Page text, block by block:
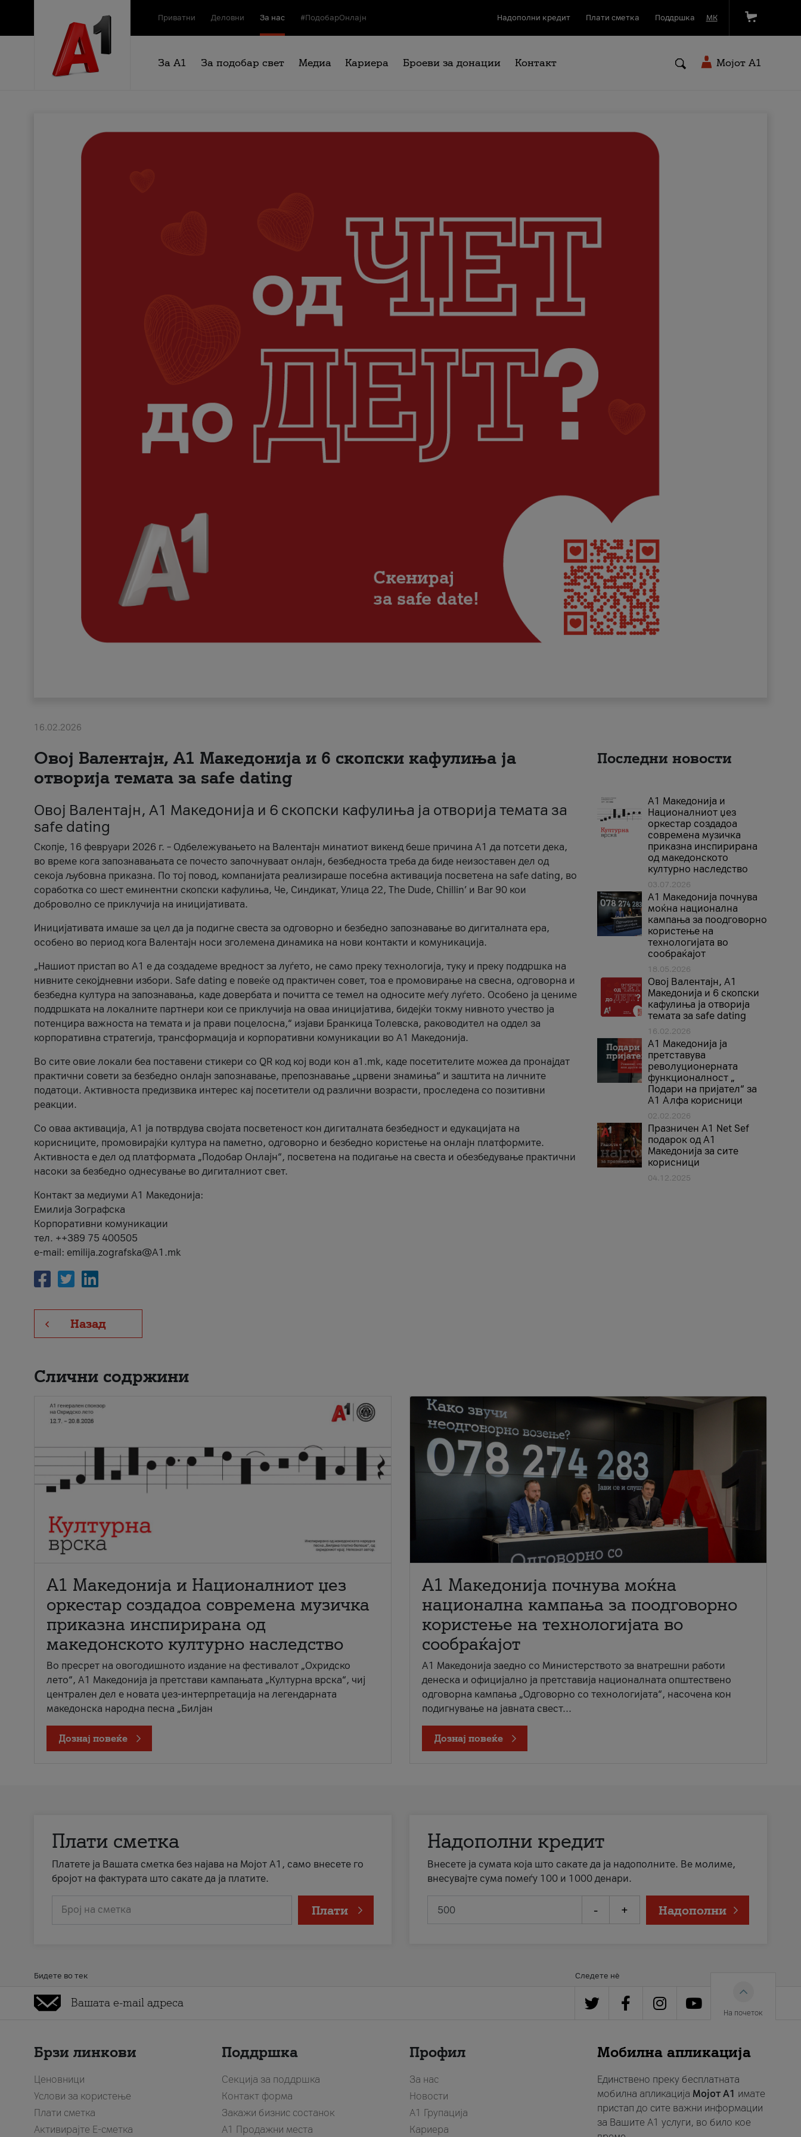
Приватни Деловни За нас #ПодобарОнлајн Надополни кредит Плати сметка Поддршка МК
За А1 За подобар свет Медиа Кариера Броеви за донации Контакт Мојот A1
16.02.2026
Овој Валентајн, A1 Македонија и 6 скопски кафулиња ја
отворија темата за safe dating
Овој Валентајн, A1 Македонија и 6 скопски кафулиња ја отворија темата за
safe dating
Скопје, 16 февруари 2026 г. – Одбележувањето на Валентајн минатиот викенд беше причина А1 да потсети дека,
во време кога запознавањата се почесто започнуваат онлајн, безбедноста треба да биде неизоставен дел од
секоја љубовна приказна. По тој повод, компанијата реализираше посебна активација посветена на safe dating, во
соработка со шест еминентни скопски кафулиња, Че, Синдикат, Улица 22, The Dude, Chillin’ и Bar 90 кои
доброволно се приклучија на иницијативата.
Иницијативата имаше за цел да ја подигне свеста за одговорно и безбедно запознавање во дигиталната ера,
особено во период кога Валентајн носи зголемена динамика на нови контакти и комуникација.
„Нашиот пристап во А1 е да создадеме вредност за луѓето, не само преку технологија, туку и преку поддршка на
нивните секојдневни избори. Safe dating е повеќе од практичен совет, тоа е промовирање на свесна, одговорна и
безбедна култура на запознавања, каде довербата и почитта се темел на односите меѓу луѓето. Особено ја цениме
поддршката на локалните партнери кои се приклучија на оваа иницијатива, бидејќи токму нивното учество ја
потенцира важноста на темата и ја прави поцелосна,“ изјави Бранкица Толевска, раководител на оддел за
корпоративна стратегија, трансформација и корпоративни комуникации во А1 Македонија.
Во сите овие локали беа поставени стикери со QR код кој води кон a1.mk, каде посетителите можеа да пронајдат
практични совети за безбедно онлајн запознавање, препознавање „црвени знамиња“ и заштита на личните
податоци. Активноста предизвика интерес кај посетители од различни возрасти, проследена со позитивни
реакции.
Со оваа активација, А1 ја потврдува својата посветеност кон дигиталната безбедност и едукацијата на
корисниците, промовирајќи култура на паметно, одговорно и безбедно користење на онлајн платформите.
Активноста е дел од платформата „Подобар Онлајн“, посветена на подигање на свеста и обезбедување практични
насоки за безбедно однесување во дигиталниот свет.
Контакт за медиуми А1 Македонија:
Емилија Зографска
Корпоративни комуникации
тел. ++389 75 400505
e-mail: emilija.zografska@A1.mk
Назад
Последни новости
А1 Македонија и
Националниот џез
оркестар создадоа
современа музичка
приказна инспирирана
од македонското
културно наследство
03.07.2026
A1 Македонија почнува
моќна национална
кампања за поодговорно
користење на
технологијата во
сообраќајот
18.05.2026
Овој Валентајн, A1
Македонија и 6 скопски
кафулиња ја отворија
темата за safe dating
16.02.2026
А1 Македонија ја
претставува
револуционерната
функционалност „
Подари на пријател“ за
А1 Алфа корисници
02.02.2026
Празничен A1 Net Sеf
подарок од А1
Македонија за сите
корисници
04.12.2025
Слични содржини
А1 Македонија и Националниот џез
оркестар создадоа современа музичка
приказна инспирирана од
македонското културно наследство
Во пресрет на овогодишното издание на фестивалот „Охридско
лето“, А1 Македонија ја претстави кампањата „Културна врска“, чиј
централен дел е новата џез-интерпретација на легендарната
македонска народна песна „Билјан
Дознај повеќе
A1 Македонија почнува моќна
национална кампања за поодговорно
користење на технологијата во
сообраќајот
A1 Македонија заедно со Министерството за внатрешни работи
денеска и официјално ја претставија националната општествено
одговорна кампања „Одговорно со технологијата“, насочена кон
подигнување на јавната свест...
Дознај повеќе
Плати сметка
Платете ја Вашата сметка без најава на Мојот А1, само внесете го
бројот на фактурата што сакате да ја платите.
Број на сметка Плати
Надополни кредит
Внесете ја сумата која што сакате да ја надополните. Ве молиме,
внесувајте сума помеѓу 100 и 1000 денари.
- + Надополни
Бидете во тек Следете нè
На почеток
Брзи линкови
Ценовници
Услови за користење
Плати сметка
Активирајте Е-сметка
Поддршка
Секција за поддршка
Контакт форма
Закажи бизнис состанок
A1 Продажни места
Профил
За нас
Новости
А1 Групација
Кариера
Мобилна апликација
Единствено преку бесплатната
мобилна апликација Мојот A1 имате
пристап до сите важни информации
за Вашите A1 услуги, во било кое